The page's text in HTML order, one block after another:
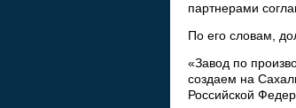
партнерами
По его словам,
«Завод по
создаем на
Российской